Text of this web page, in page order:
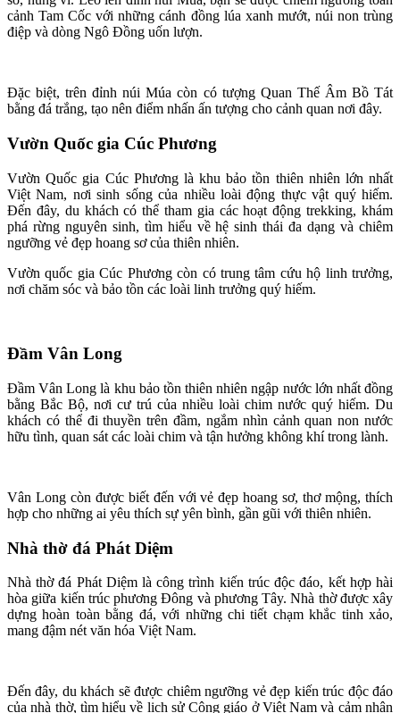
cảnh Tam Cốc với những cánh đồng lúa xanh mướt, núi non trùng
điệp và dòng Ngô Đồng uốn lượn.
Đặc biệt, trên đỉnh núi Múa còn có tượng Quan Thế Âm Bồ Tát
bằng đá trắng, tạo nên điểm nhấn ấn tượng cho cảnh quan nơi đây.
Vườn Quốc gia Cúc Phương
Vườn Quốc gia Cúc Phương là khu bảo tồn thiên nhiên lớn nhất
Việt Nam, nơi sinh sống của nhiều loài động thực vật quý hiếm.
Đến đây, du khách có thể tham gia các hoạt động trekking, khám
phá rừng nguyên sinh, tìm hiểu về hệ sinh thái đa dạng và chiêm
ngưỡng vẻ đẹp hoang sơ của thiên nhiên.
Vườn quốc gia Cúc Phương còn có trung tâm cứu hộ linh trưởng,
nơi chăm sóc và bảo tồn các loài linh trưởng quý hiếm.
Đầm Vân Long
Đầm Vân Long là khu bảo tồn thiên nhiên ngập nước lớn nhất đồng
bằng Bắc Bộ, nơi cư trú của nhiều loài chim nước quý hiếm. Du
khách có thể đi thuyền trên đầm, ngắm nhìn cảnh quan non nước
hữu tình, quan sát các loài chim và tận hưởng không khí trong lành.
Vân Long còn được biết đến với vẻ đẹp hoang sơ, thơ mộng, thích
hợp cho những ai yêu thích sự yên bình, gần gũi với thiên nhiên.
Nhà thờ đá Phát Diệm
Nhà thờ đá Phát Diệm là công trình kiến trúc độc đáo, kết hợp hài
hòa giữa kiến trúc phương Đông và phương Tây. Nhà thờ được xây
dựng hoàn toàn bằng đá, với những chi tiết chạm khắc tinh xảo,
mang đậm nét văn hóa Việt Nam.
Đến đây, du khách sẽ được chiêm ngưỡng vẻ đẹp kiến trúc độc đáo
của nhà thờ, tìm hiểu về lịch sử Công giáo ở Việt Nam và cảm nhận